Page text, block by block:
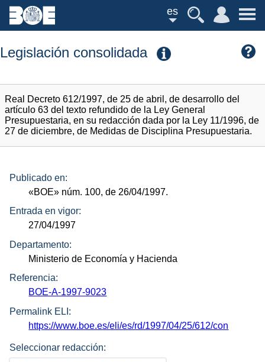
es
Legislación consolidada
Real Decreto 612/1997, de 25 de abril, de desarrollo del
artículo 63 del texto refundido de la Ley General
Presupuestaria, en su redacción dada por la Ley 11/1996, de
27 de diciembre, de Medidas de Disciplina Presupuestaria.
Publicado en:
«BOE» núm. 100, de 26/04/1997.
Entrada en vigor:
27/04/1997
Departamento:
Ministerio de Economía y Hacienda
Referencia:
BOE-A-1997-9023
Permalink ELI:
https://www.boe.es/eli/es/rd/1997/04/25/612/con
Seleccionar redacción: